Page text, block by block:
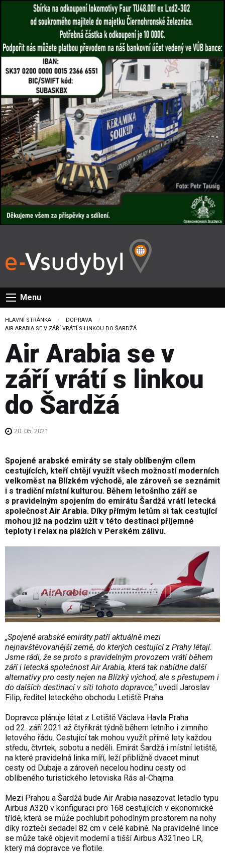
Menu
HLAVNÍ STRÁNKA
DOPRAVA
CURRENT:
AIR ARABIA SE V ZÁŘÍ VRÁTÍ S LINKOU DO ŠARDŽÁ
Air Arabia se v
září vrátí s linkou
do Šardžá
20. 05. 2021
Spojené arabské emiráty se staly oblíbeným cílem
cestujících, kteří chtějí využít všech možností moderních
velkoměst na Blízkém východě, ale zároveň se seznámit
i s tradiční místní kulturou. Během letošního září se
s pravidelným spojením do emirátu Šardžá vrátí letecká
společnost Air Arabia. Díky přímým letům si tak cestující
mohou již na podzim užít v této destinaci příjemné
teploty i relax na plážích v Perském zálivu.
„Spojené arabské emiráty patří aktuálně mezi
nejnavštěvovanější země, do kterých cestující z Prahy létají.
Jsme rádi, že se proto s pravidelným provozem vrátí během
září i letecká společnost Air Arabia, která tak nabídne další
alternativy pro cesty nejen na Blízký východ, ale s přestupem i
do dalších destinací v síti tohoto dopravce,“uvedl Jaroslav
Filip, ředitel leteckého obchodu Letiště Praha.
Dopravce plánuje létat z Letiště Václava Havla Praha
od 22. září 2021 až čtyřikrát týdně během letního i zimního
letového řádu. Cestující tak mohou využít přímé lety každou
středu, čtvrtek, sobotu a neděli. Emirát Šardžá i místní letiště,
na které pravidelná linka míří, leží přibližně dvacet minut
cesty od Dubaje a zároveň necelou hodinu cesty od
oblíbeného turistického letoviska Rás al-Chajma.
Mezi Prahou a Šardžá bude Air Arabia nasazovat letadlo typu
Airbus A320 v konfiguraci pro 168 cestujících v ekonomické
třídě, která se může pochlubit pohodlným prostorem na nohy
díky rozteči sedadel 82 cm v celé kabině. Na pravidelné lince
se může také objevit moderní a tišší Airbus A321neo LR,
který má dopravce ve flotile.